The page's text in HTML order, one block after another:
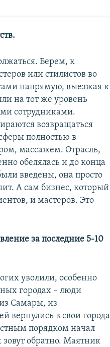
Берем, к
или стилистов во
напрямую, выезжая к
на тот же уровень
сотрудниками.
возвращаться
полностью в
массажем. Отрасль,
обелялась и до конца
введены, она просто
А сам бизнес, который
и мастеров. Это
за последние 5-10
уволили, особенно
городах – люди
Самары, из
вернулись в свои города
порядком начал
обратно. Маятник